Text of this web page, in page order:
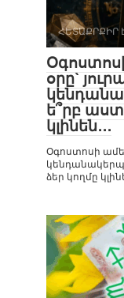
ՀԵՏԱՔՐՔԻՐ
օրը`
ե՞րբ
կլինեն․․․
Օգոստոսի
ձեր կողմը